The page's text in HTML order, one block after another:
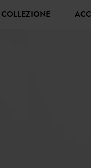
COLLEZIONE